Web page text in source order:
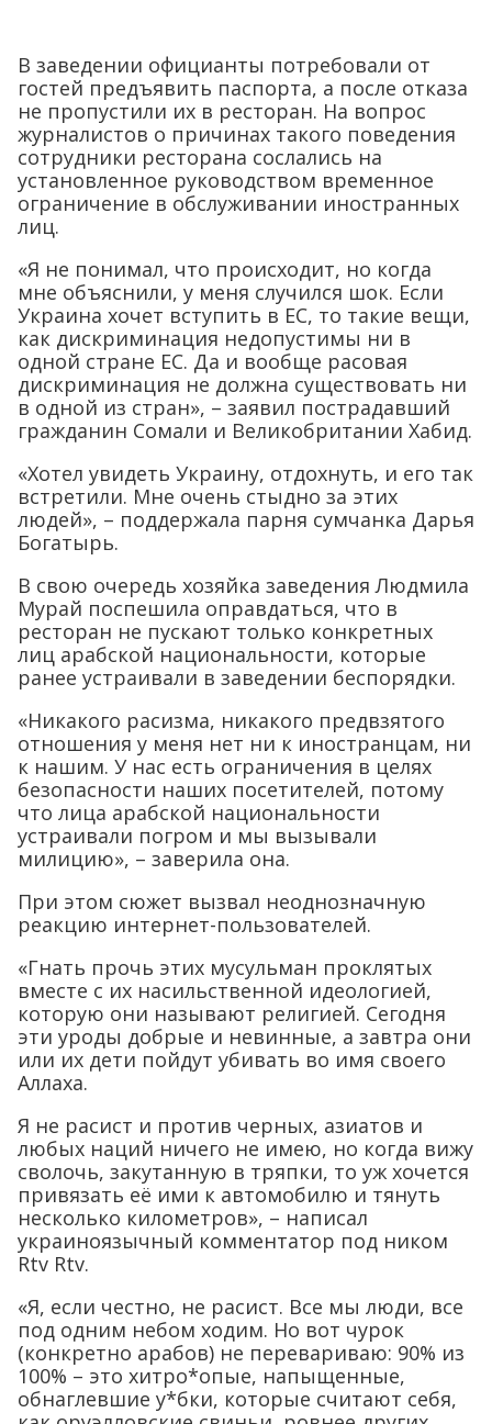
В заведении официанты потребовали от
гостей предъявить паспорта, а после отказа
не пропустили их в ресторан. На вопрос
журналистов о причинах такого поведения
сотрудники ресторана сослались на
установленное руководством временное
ограничение в обслуживании иностранных
лиц.
«Я не понимал, что происходит, но когда
мне объяснили, у меня случился шок. Если
Украина хочет вступить в ЕС, то такие вещи,
как дискриминация недопустимы ни в
одной стране ЕС. Да и вообще расовая
дискриминация не должна существовать ни
в одной из стран», – заявил пострадавший
гражданин Сомали и Великобритании Хабид.
«Хотел увидеть Украину, отдохнуть, и его так
встретили. Мне очень стыдно за этих
людей», – поддержала парня сумчанка Дарья
Богатырь.
В свою очередь хозяйка заведения Людмила
Мурай поспешила оправдаться, что в
ресторан не пускают только конкретных
лиц арабской национальности, которые
ранее устраивали в заведении беспорядки.
«Никакого расизма, никакого предвзятого
отношения у меня нет ни к иностранцам, ни
к нашим. У нас есть ограничения в целях
безопасности наших посетителей, потому
что лица арабской национальности
устраивали погром и мы вызывали
милицию», – заверила она.
При этом сюжет вызвал неоднозначную
реакцию интернет-пользователей.
«Гнать прочь этих мусульман проклятых
вместе с их насильственной идеологией,
которую они называют религией. Сегодня
эти уроды добрые и невинные, а завтра они
или их дети пойдут убивать во имя своего
Аллаха.
Я не расист и против черных, азиатов и
любых наций ничего не имею, но когда вижу
сволочь, закутанную в тряпки, то уж хочется
привязать её ими к автомобилю и тянуть
несколько километров», – написал
украиноязычный комментатор под ником
Rtv Rtv.
«Я, если честно, не расист. Все мы люди, все
под одним небом ходим. Но вот чурок
(конкретно арабов) не перевариваю: 90% из
100% – это хитро*опые, напыщенные,
обнаглевшие у*бки, которые считают себя,